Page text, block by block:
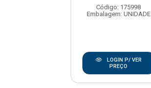
Código: 175998
Embalagem: UNIDADE
LOGIN P/ VER
PREÇO